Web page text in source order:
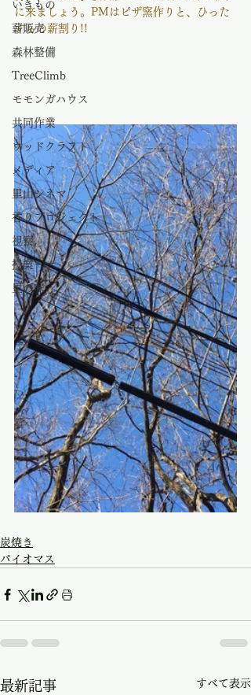
いきもの
薪販売
森林整備
TreeClimb
モモンガハウス
共同作業
ウッドクラフト
メディア
里山シネマ
香りプロジェクト
視察
授業
里の味
に来ましょう。PMはピザ窯作りと、ひった
すらの薪割り!!
炭焼き
バイオマス
最新記事 すべて表示